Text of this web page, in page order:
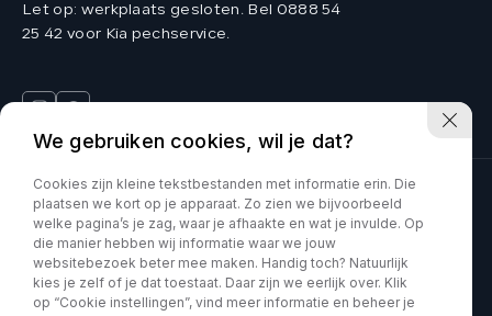
Let op: werkplaats gesloten. Bel 0888 54
25 42 voor Kia pechservice.
Deinum Venlo is onderdeel van Kia VDNS
Car Movement is onderdeel van Kia VDNS
KVK : 60070897 Privacy policy
We gebruiken cookies, wil je dat?
Cookies zijn kleine tekstbestanden met informatie erin. Die
plaatsen we kort op je apparaat. Zo zien we bijvoorbeeld
welke pagina’s je zag, waar je afhaakte en wat je invulde. Op
die manier hebben wij informatie waar we jouw
websitebezoek beter mee maken. Handig toch? Natuurlijk
kies je zelf of je dat toestaat. Daar zijn we eerlijk over. Klik
op “Cookie instellingen”, vind meer informatie en beheer je